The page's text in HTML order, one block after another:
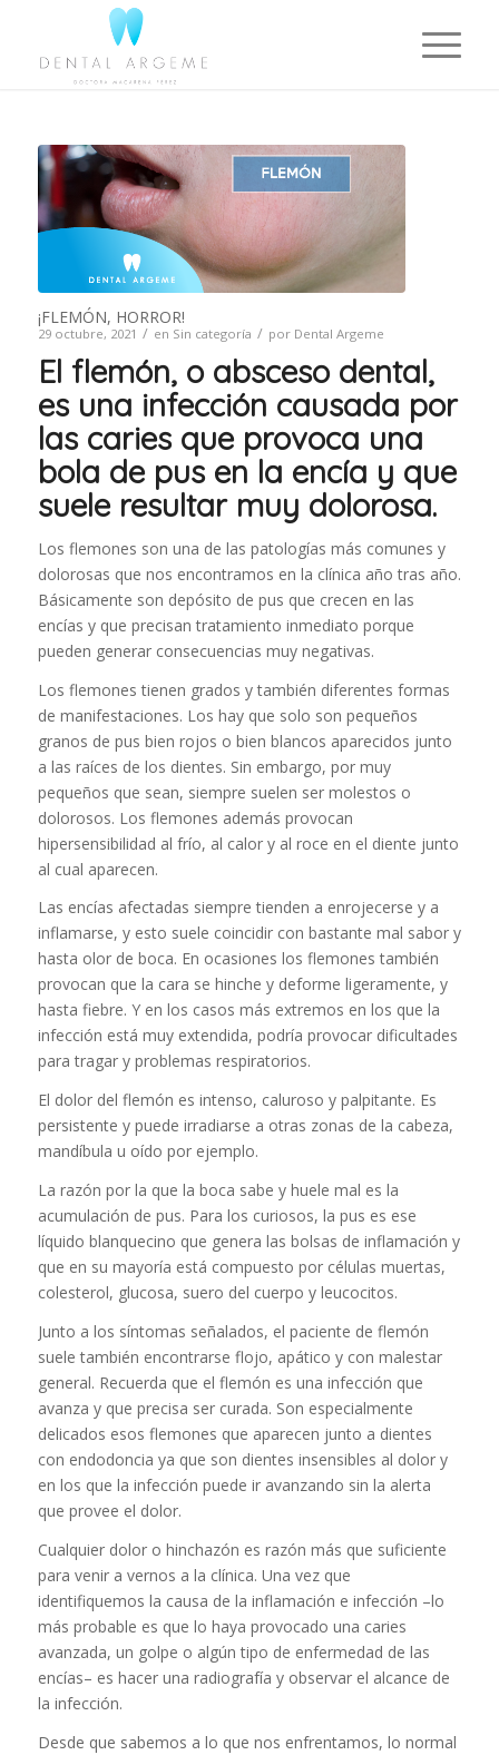
¡FLEMÓN, HORROR!
29 octubre, 2021 / en Sin categoría / por Dental Argeme
El flemón, o absceso dental,
es una infección causada por
las caries que provoca una
bola de pus en la encía y que
suele resultar muy dolorosa.
Los flemones son una de las patologías más comunes y
dolorosas que nos encontramos en la clínica año tras año.
Básicamente son depósito de pus que crecen en las
encías y que precisan tratamiento inmediato porque
pueden generar consecuencias muy negativas.
Los flemones tienen grados y también diferentes formas
de manifestaciones. Los hay que solo son pequeños
granos de pus bien rojos o bien blancos aparecidos junto
a las raíces de los dientes. Sin embargo, por muy
pequeños que sean, siempre suelen ser molestos o
dolorosos. Los flemones además provocan
hipersensibilidad al frío, al calor y al roce en el diente junto
al cual aparecen.
Las encías afectadas siempre tienden a enrojecerse y a
inflamarse, y esto suele coincidir con bastante mal sabor y
hasta olor de boca. En ocasiones los flemones también
provocan que la cara se hinche y deforme ligeramente, y
hasta fiebre. Y en los casos más extremos en los que la
infección está muy extendida, podría provocar dificultades
para tragar y problemas respiratorios.
El dolor del flemón es intenso, caluroso y palpitante. Es
persistente y puede irradiarse a otras zonas de la cabeza,
mandíbula u oído por ejemplo.
La razón por la que la boca sabe y huele mal es la
acumulación de pus. Para los curiosos, la pus es ese
líquido blanquecino que genera las bolsas de inflamación y
que en su mayoría está compuesto por células muertas,
colesterol, glucosa, suero del cuerpo y leucocitos.
Junto a los síntomas señalados, el paciente de flemón
suele también encontrarse flojo, apático y con malestar
general. Recuerda que el flemón es una infección que
avanza y que precisa ser curada. Son especialmente
delicados esos flemones que aparecen junto a dientes
con endodoncia ya que son dientes insensibles al dolor y
en los que la infección puede ir avanzando sin la alerta
que provee el dolor.
Cualquier dolor o hinchazón es razón más que suficiente
para venir a vernos a la clínica. Una vez que
identifiquemos la causa de la inflamación e infección –lo
más probable es que lo haya provocado una caries
avanzada, un golpe o algún tipo de enfermedad de las
encías– es hacer una radiografía y observar el alcance de
la infección.
Desde que sabemos a lo que nos enfrentamos, lo normal